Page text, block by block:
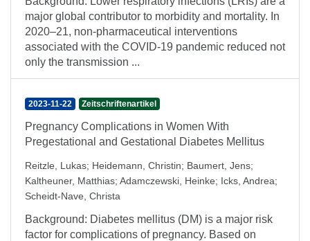
major global contributor to morbidity and mortality. In
2020–21, non-pharmaceutical interventions
associated with the COVID-19 pandemic reduced not
only the transmission ...
2023-11-22 Zeitschriftenartikel
Pregnancy Complications in Women With
Pregestational and Gestational Diabetes Mellitus
Reitzle, Lukas; Heidemann, Christin; Baumert, Jens;
Kaltheuner, Matthias; Adamczewski, Heinke; Icks, Andrea;
Scheidt-Nave, Christa
Background: Diabetes mellitus (DM) is a major risk
factor for complications of pregnancy. Based on